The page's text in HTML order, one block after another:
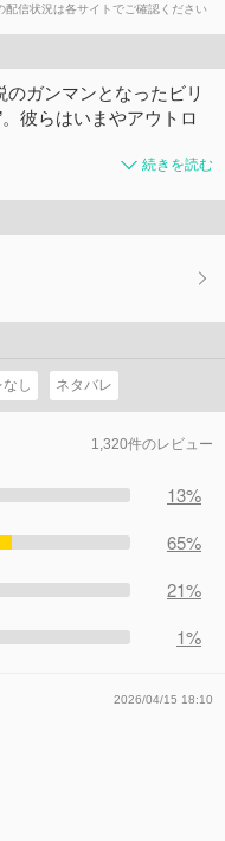
信状況は各サイトでご確認ください
ガンマンとなったビリ
彼らはいまやアウトロ
続きを読む
し ネタバレ
1,320件のレビュー
13%
65%
21%
1%
2026/04/15 18:10